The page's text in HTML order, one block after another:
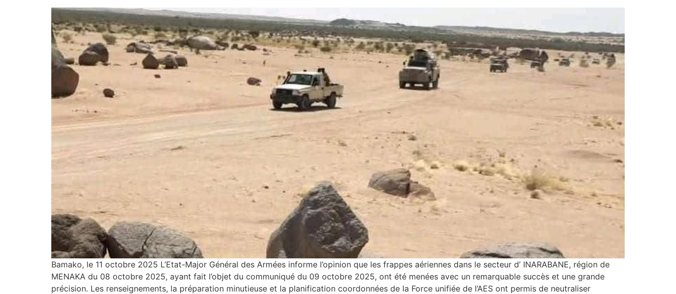
Bamako, le 11 octobre 2025 L’Etat-Major Général des Armées informe l’opinion que les frappes aériennes dans le secteur d’ INARABANE, région de
MENAKA du 08 octobre 2025, ayant fait l’objet du communiqué du 09 octobre 2025, ont été menées avec un remarquable succès et une grande
précision. Les renseignements, la préparation minutieuse et la planification coordonnées de la Force unifiée de l’AES ont permis de neutraliser